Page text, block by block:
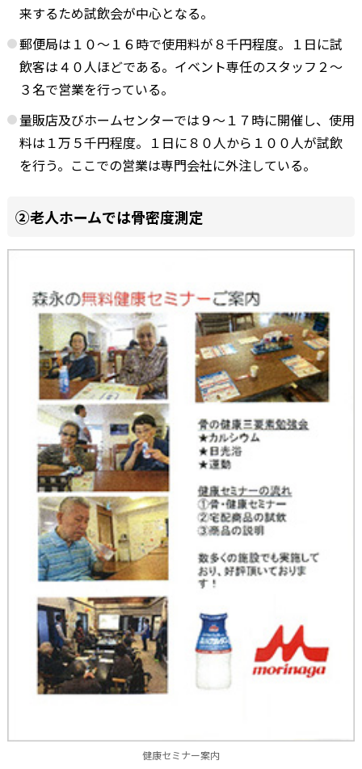
来するため試飲会が中心となる。
郵便局は１０～１６時で使用料が８千円程度。１日に試
飲客は４０人ほどである。イベント専任のスタッフ２～
３名で営業を行っている。
量販店及びホームセンターでは９～１７時に開催し、使用
料は１万５千円程度。１日に８０人から１００人が試飲
を行う。ここでの営業は専門会社に外注している。
②老人ホームでは骨密度測定
健康セミナー案内